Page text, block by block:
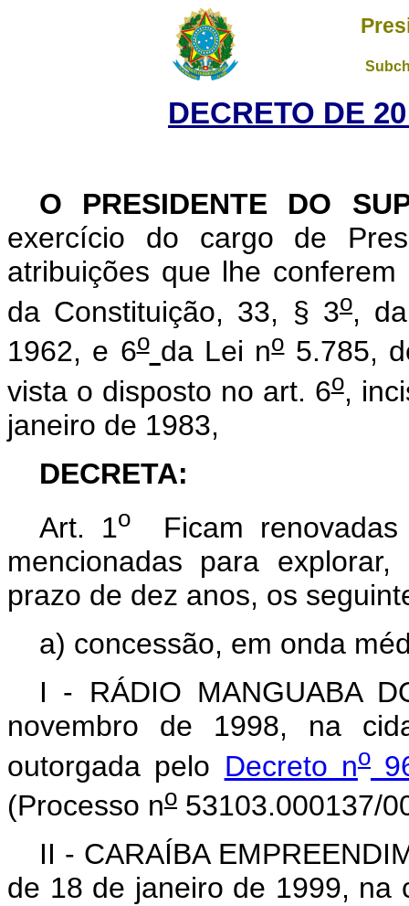
DECRETO DE
O PRESIDENTE DO
exercício do cargo de
atribuições que lhe
da Constituição, 33, § 3o,
1962, e 6o da Lei no5.785,
vista o disposto no art. 6o,
janeiro de 1983,
DECRETA:
Art. 1oFicam renovadas
mencionadas para
prazo de dez anos, os
a) concessão, em onda
I - RÁDIO MANGUABA
novembro de 1998, na
outorgada pelo Decreto no
(Processo no 53103.000137/
II - CARAÍBA
de 18 de janeiro de 1999, na